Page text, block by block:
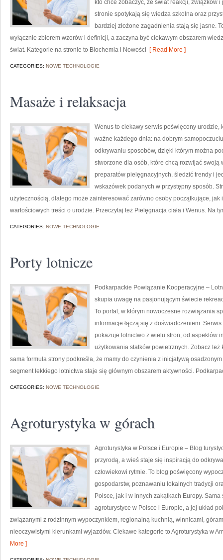
kto chce zobaczyć, że świat reakcji, związków
stronie spotykają się wiedza szkolna oraz
bardziej złożone zagadnienia stają się jasne.
wyłącznie zbiorem wzorów i definicji, a zaczyna być ciekawym obszarem
świat. Kategorie na stronie to Biochemia i Nowości [ Read More ]
CATEGORIES: NOWE TECHNOLOGIE
Masaże i relaksacja
Wenus to ciekawy serwis poświęcony
ważne każdego dnia: na dobrym
odkrywaniu sposobów, dzięki którym można
stworzone dla osób, które chcą rozwijać swoją
preparatów pielęgnacyjnych, śledzić trendy i
wskazówek podanych w przystępny sposób.
użytecznością, dlatego może zainteresować zarówno osoby początkujące, jak
wartościowych treści o urodzie. Przeczytaj też Pielęgnacja ciała i Wenus. Na
CATEGORIES: NOWE TECHNOLOGIE
Porty lotnicze
Podkarpackie Powiązanie Kooperacyjne –
skupia uwagę na pasjonującym świecie
To portal, w którym nowoczesne rozwiązania
informacje łączą się z doświadczeniem.
pokazuje lotnictwo z wielu stron, od aspektów
użytkowania statków powietrznych. Zobacz
sama formuła strony podkreśla, że mamy do czynienia z inicjatywą
segment lekkiego lotnictwa staje się głównym obszarem aktywności.
CATEGORIES: NOWE TECHNOLOGIE
Agroturystyka w górach
Agroturystyka w Polsce i Europie – Blog
przyrodą, a wieś staje się inspiracją do
człowiekowi rytmie. To blog poświęcony
gospodarstw, poznawaniu lokalnych tradycji
Polsce, jak i w innych zakątkach Europy.
agroturystyce w Polsce i Europie, a jej układ
związanymi z rodzinnym wypoczynkiem, regionalną kuchnią, winnicami,
nieoczywistymi kierunkami wyjazdów. Ciekawe kategorie to Agroturystyka w
More ]